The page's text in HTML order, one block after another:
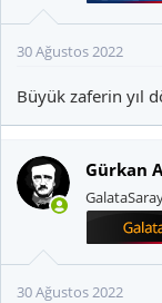
30 Ağustos 2022
Büyük zaferin yıl
Gürkan
30 Ağustos 2022